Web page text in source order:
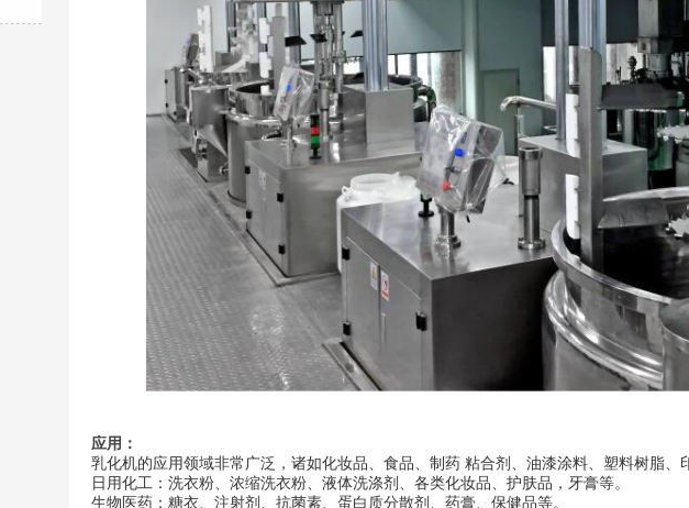
应用：
乳化机的应用领域非常广泛，诸如化妆品、食品、 制药 粘合剂、油漆涂料、塑料树脂、
日用化工：洗衣粉、浓缩洗衣粉、液体洗涤剂、各类化妆品、护肤品 ，牙膏等。
生物医药：糖衣、注射剂、抗菌素、蛋白质分散剂、药膏、保健品等。